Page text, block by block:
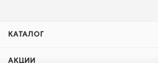
КАТАЛОГ
АКЦИИ